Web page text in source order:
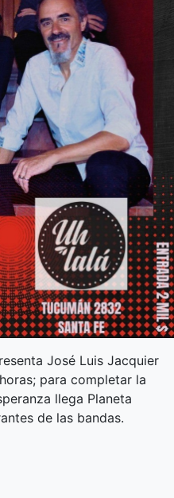
José Luis Jacquier
para completar la
llega Planeta
de las bandas.